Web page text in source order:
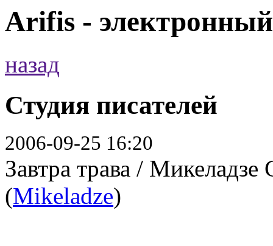
Arifis -
назад
Студия писателей
2006-09-25 16:20
Завтра трава /
(Mikeladze)